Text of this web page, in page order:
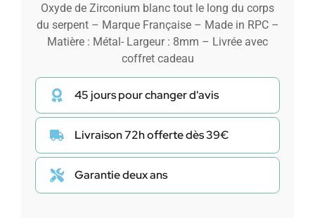
Oxyde de Zirconium blanc tout le long du corps
du serpent – Marque Française – Made in RPC –
Matière : Métal- Largeur : 8mm – Livrée avec
coffret cadeau
45 jours pour changer d'avis
Livraison 72h offerte dès 39€
Garantie deux ans